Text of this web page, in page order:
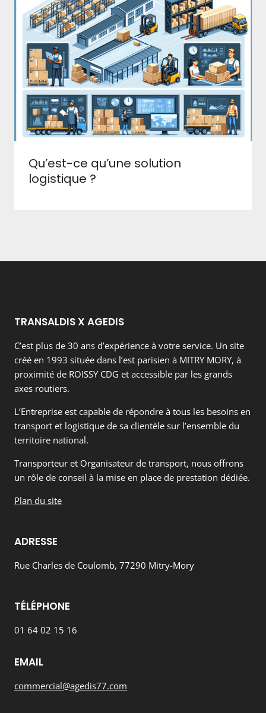
Qu’est-ce qu’une solution
logistique ?
TRANSALDIS X AGEDIS
C’est plus de 30 ans d’expérience à votre service. Un site
créé en 1993 située dans l’est parisien à MITRY MORY, à
proximité de ROISSY CDG et accessible par les grands
axes routiers.
L’Entreprise est capable de répondre à tous les besoins en
transport et logistique de sa clientèle sur l’ensemble du
territoire national.
Transporteur et Organisateur de transport, nous offrons
un rôle de conseil à la mise en place de prestation dédiée.
Plan du site
ADRESSE
Rue Charles de Coulomb, 77290 Mitry-Mory
TÉLÉPHONE
01 64 02 15 16
EMAIL
commercial@agedis77.com